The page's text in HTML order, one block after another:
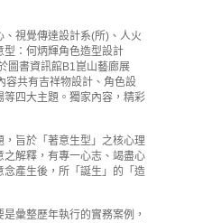
視覺傳達設計系(所)、人火
：何炳輝角色造型設計
圖書資訊館B1崑山藝廊展
容共有吉祥物設計、角色設
等四大主題。獨家內容，精彩
旨於「著意生型」之核心理
解釋，有專一心志、竭盡心
念產生後，所「誕生」的「造
彙整歷年執行的實務案例，